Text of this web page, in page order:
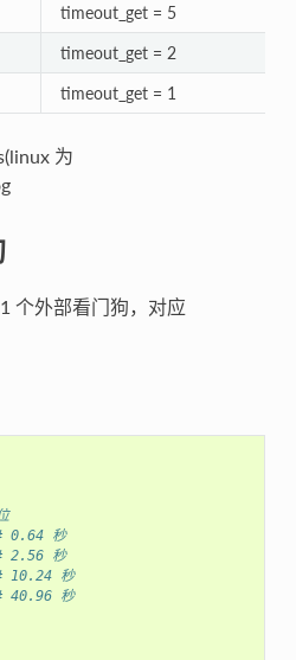
timeout_get = 5
timeout_get = 2
timeout_get = 1
为
个外部看门狗，对应
0.64 秒
2.56 秒
10.24 秒
40.96 秒